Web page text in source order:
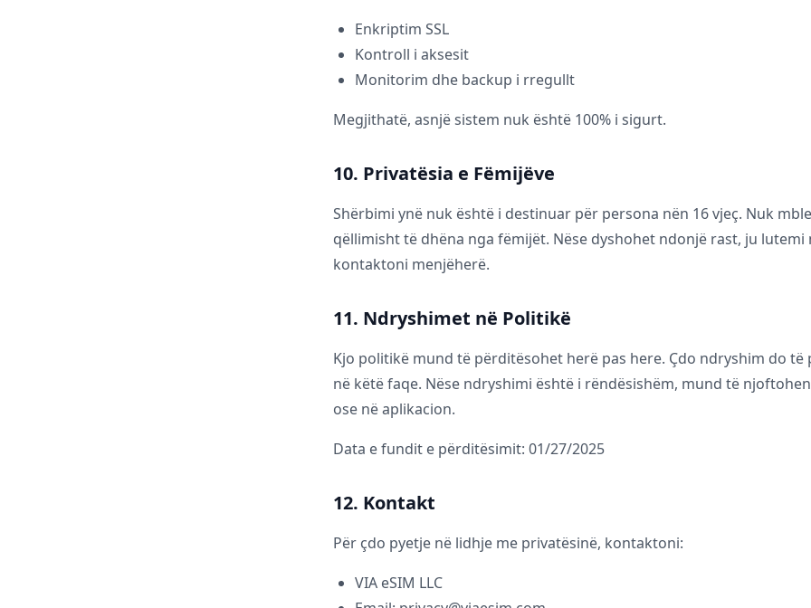
Enkriptim SSL
Kontroll i aksesit
Monitorim dhe backup i rregullt
Megjithatë, asnjë sistem nuk është 100% i sigurt.
10. Privatësia e Fëmijëve
Shërbimi ynë nuk është i destinuar për persona nën 16 vjeç. Nuk
qëllimisht të dhëna nga fëmijët. Nëse dyshohet ndonjë rast, ju lutemi
kontaktoni menjëherë.
11. Ndryshimet në Politikë
Kjo politikë mund të përditësohet herë pas here. Çdo ndryshim do të
në këtë faqe. Nëse ndryshimi është i rëndësishëm, mund të
ose në aplikacion.
Data e fundit e përditësimit: 01/27/2025
12. Kontakt
Për çdo pyetje në lidhje me privatësinë, kontaktoni:
VIA eSIM LLC